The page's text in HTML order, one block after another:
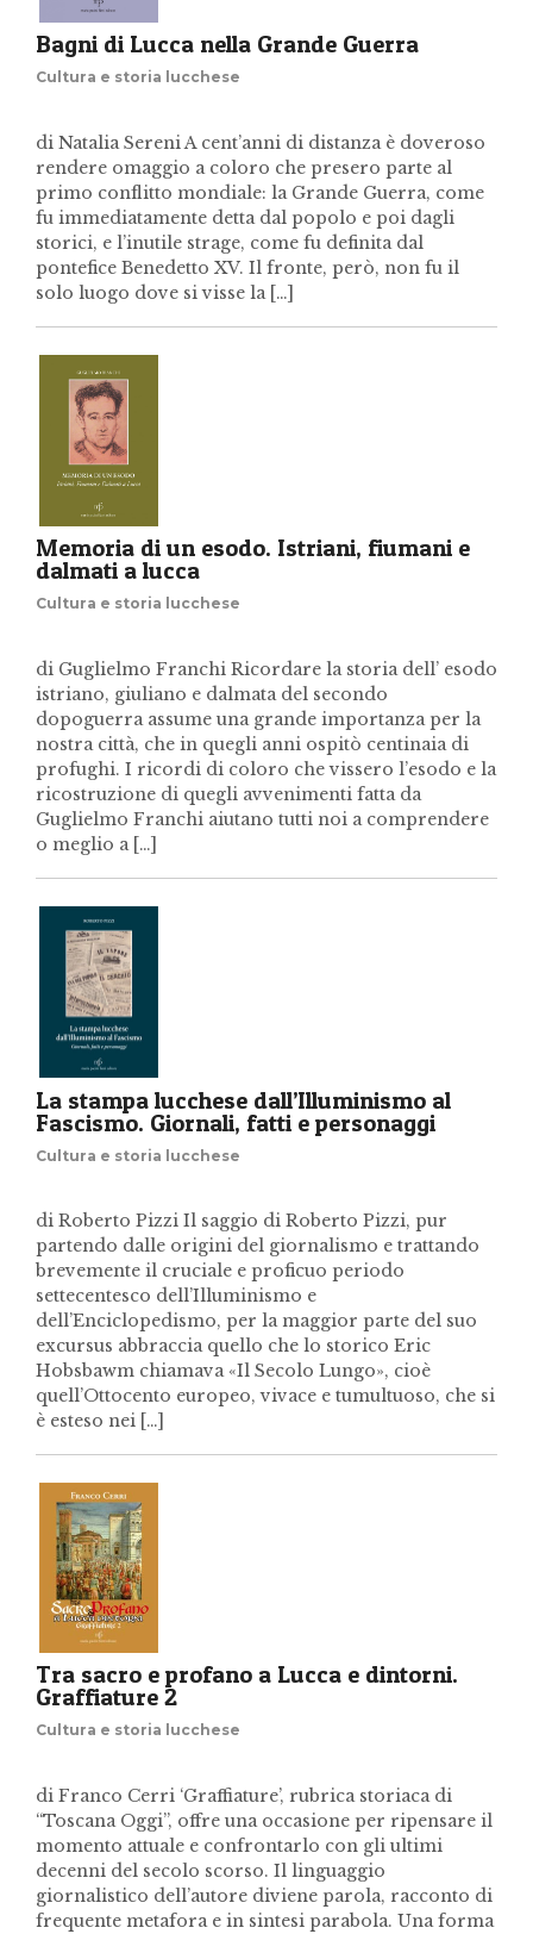
Bagni di Lucca nella Grande Guerra
Cultura e storia lucchese
di Natalia Sereni A cent’anni di distanza è doveroso
rendere omaggio a coloro che presero parte al
primo conflitto mondiale: la Grande Guerra, come
fu immediatamente detta dal popolo e poi dagli
storici, e l’inutile strage, come fu definita dal
pontefice Benedetto XV. Il fronte, però, non fu il
solo luogo dove si visse la […]
Memoria di un esodo. Istriani, fiumani e
dalmati a lucca
Cultura e storia lucchese
di Guglielmo Franchi Ricordare la storia dell’ esodo
istriano, giuliano e dalmata del secondo
dopoguerra assume una grande importanza per la
nostra città, che in quegli anni ospitò centinaia di
profughi. I ricordi di coloro che vissero l’esodo e la
ricostruzione di quegli avvenimenti fatta da
Guglielmo Franchi aiutano tutti noi a comprendere
o meglio a […]
La stampa lucchese dall’Illuminismo al
Fascismo. Giornali, fatti e personaggi
Cultura e storia lucchese
di Roberto Pizzi Il saggio di Roberto Pizzi, pur
partendo dalle origini del giornalismo e trattando
brevemente il cruciale e proficuo periodo
settecentesco dell’Illuminismo e
dell’Enciclopedismo, per la maggior parte del suo
excursus abbraccia quello che lo storico Eric
Hobsbawm chiamava «Il Secolo Lungo», cioè
quell’Ottocento europeo, vivace e tumultuoso, che si
è esteso nei […]
Tra sacro e profano a Lucca e dintorni.
Graffiature 2
Cultura e storia lucchese
di Franco Cerri ‘Graffiature’, rubrica storiaca di
“Toscana Oggi”, offre una occasione per ripensare il
momento attuale e confrontarlo con gli ultimi
decenni del secolo scorso. Il linguaggio
giornalistico dell’autore diviene parola, racconto di
frequente metafora e in sintesi parabola. Una forma